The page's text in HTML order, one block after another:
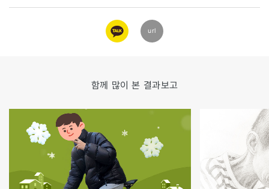
카카오
링크
url
함께 많이 본 결과보고